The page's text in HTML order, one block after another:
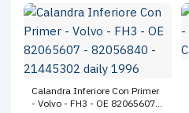
Calandra Inferiore Con Primer
- Volvo - FH3 - OE 82065607 -